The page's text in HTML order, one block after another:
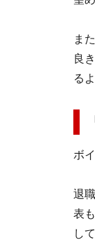
ま
良
る
ボ
退
表
し